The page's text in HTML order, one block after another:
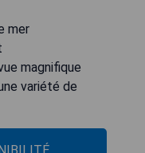
mer
magnifique
variété de